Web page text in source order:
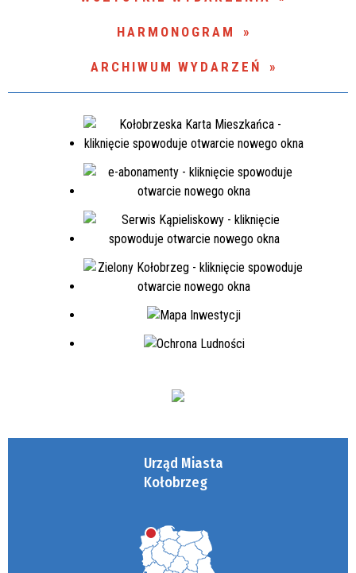
HARMONOGRAM
ARCHIWUM WYDARZEŃ
Urząd Miasta
Kołobrzeg